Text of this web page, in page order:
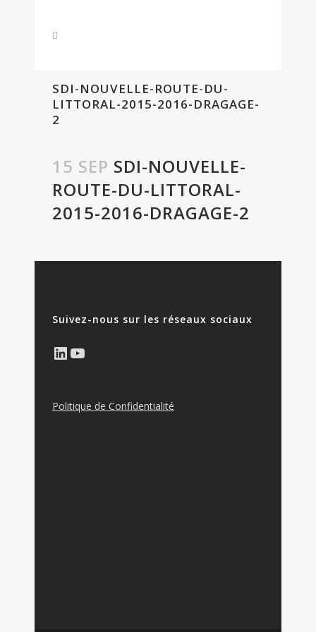
SDI-NOUVELLE-ROUTE-DU-
LITTORAL-2015-2016-DRAGAGE-
2
15 SEP SDI-NOUVELLE-
ROUTE-DU-LITTORAL-
2015-2016-DRAGAGE-2
Suivez-nous sur les réseaux sociaux
LinkedIn
YouTube
Politique de Confidentialité